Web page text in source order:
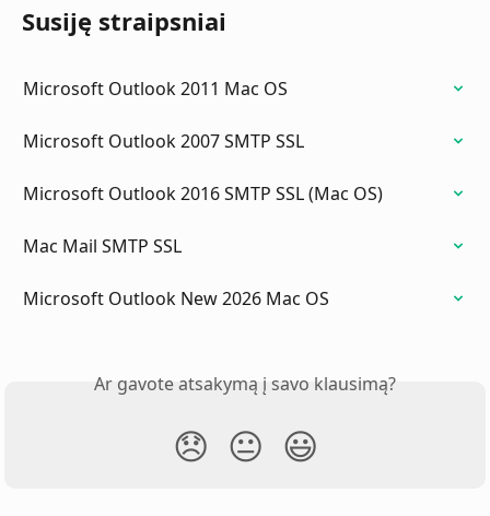
Susiję straipsniai
Microsoft Outlook 2011 Mac OS
Microsoft Outlook 2007 SMTP SSL
Microsoft Outlook 2016 SMTP SSL (Mac OS)
Mac Mail SMTP SSL
Microsoft Outlook New 2026 Mac OS
Ar gavote atsakymą į savo klausimą?
😞 😐 😃